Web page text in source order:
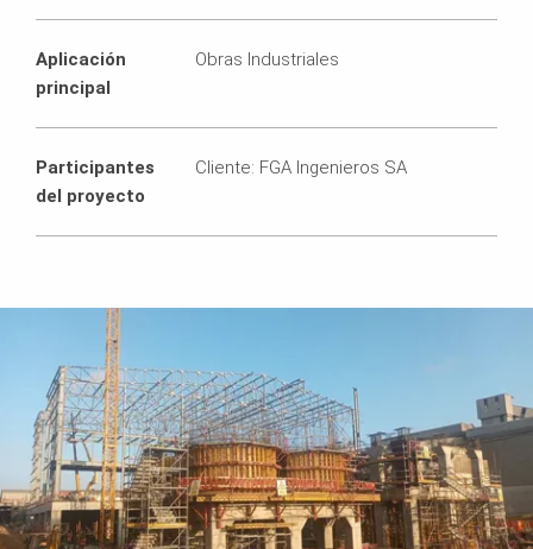
Aplicación
principal
Obras Industriales
Participantes
del proyecto
Cliente: FGA Ingenieros SA